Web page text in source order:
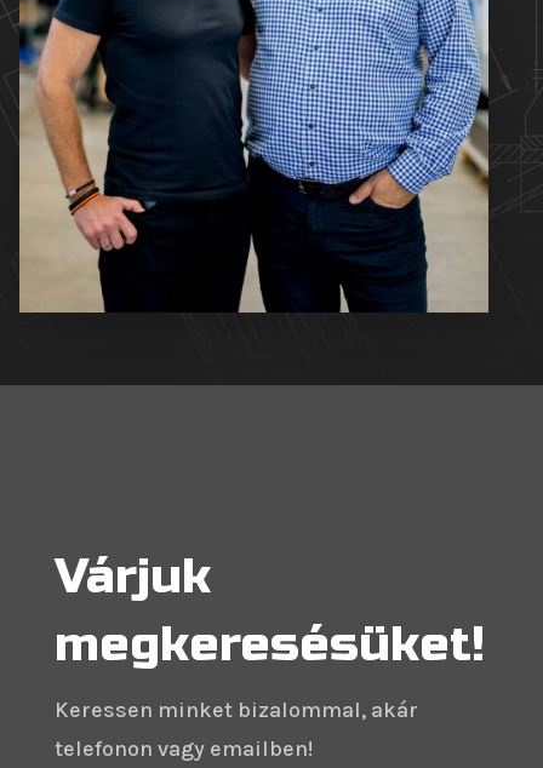
Várjuk
megkeresésüket!
Keressen minket bizalommal, akár
telefonon vagy emailben!